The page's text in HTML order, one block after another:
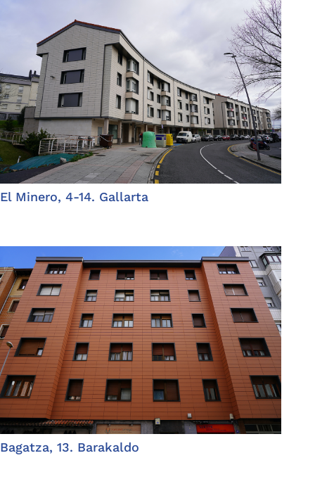
El Minero, 4-14. Gallarta
Bagatza, 13. Barakaldo